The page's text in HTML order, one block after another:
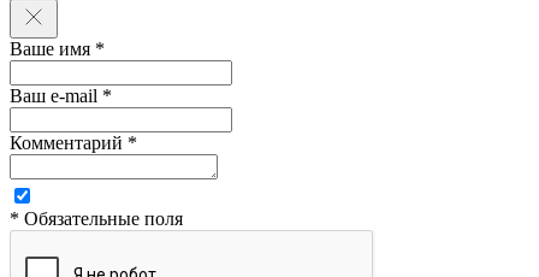
Ваше имя *
Ваш e-mail *
Комментарий *
* Обязательные поля